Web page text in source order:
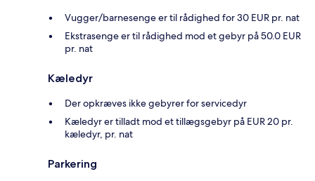
Vugger/barnesenge er til rådighed for 30 EUR pr. nat
Ekstrasenge er til rådighed mod et gebyr på 50.0 EUR
pr. nat
Kæledyr
Der opkræves ikke gebyrer for servicedyr
Kæledyr er tilladt mod et tillægsgebyr på EUR 20 pr.
kæledyr, pr. nat
Parkering